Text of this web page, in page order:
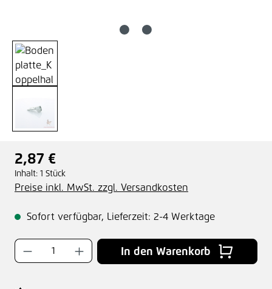
Regulärer Preis:
2,87 €
Inhalt: 1 Stück
Preise inkl. MwSt. zzgl. Versandkosten
Sofort verfügbar, Lieferzeit: 2-4 Werktage
Produkt Anzahl: Gib den gewünschten
In den Warenkorb